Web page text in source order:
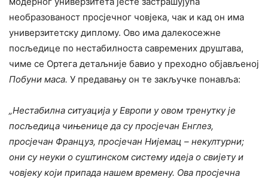
необразованост просјечног човјека, чак и кад он има
универзитетску диплому. Ово има далекосежне
посљедице по нестабилноста савремених друштава,
чиме се Ортега детаљније бавио у преходно објављеној
Побуни маса. У предавању он те закључке понавља:
„Нестабилна ситуација у Европи у овом тренутку је
посљедица чињенице да су просјечан Енглез,
просјечан Француз, просјечан Нијемац – некултурни;
они су неуки о суштинском систему идеја о свијету и
човјеку који припада нашем времену. Ова просјечна